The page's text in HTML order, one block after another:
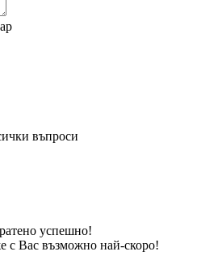
въпроси
успешно!
с Вас възможно най-скоро!